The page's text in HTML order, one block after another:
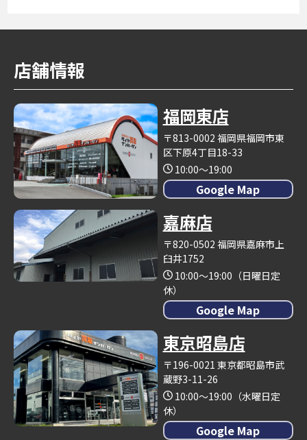
店舗情報
福岡東店
〒813-0002 福岡県福岡市東
区下原4丁目18-33
10:00～19:00
Google Map
嘉麻店
〒820-0502 福岡県嘉麻市上
臼井1752
10:00～19:00（日曜日定
休）
Google Map
東京昭島店
〒196-0021 東京都昭島市武
蔵野3-11-26
10:00～19:00（水曜日定
休）
Google Map